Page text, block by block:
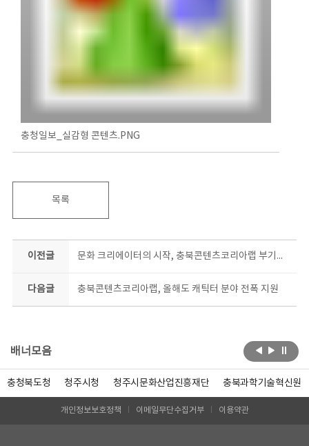
충청일보_실감형 콘텐츠.PNG
목록
이전글 문화 크리에이터의 시작, 충북콘텐츠코리아랩 부기즈 7기 모집
다음글 충북콘텐츠코리아랩, 올해도 캐틱터 분야 전폭 지원
배너모음
충청북도청 청주시청 청주시문화산업진흥재단 충북과학기술혁신원
개인정보보호정책 이메일무단수집거부 이용약관